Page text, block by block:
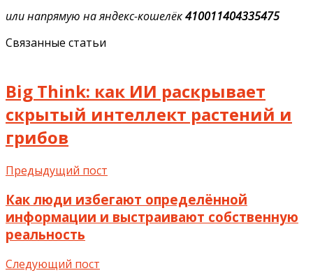
или напрямую на яндекс-кошелёк410011404335475
Связанные статьи
Big Think: как ИИ раскрывает
скрытый интеллект растений и
грибов
Предыдущий пост
Как люди избегают определённой
информации и выстраивают собственную
реальность
Следующий пост